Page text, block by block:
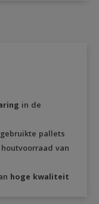
in de
pallets
van
hoge kwaliteit